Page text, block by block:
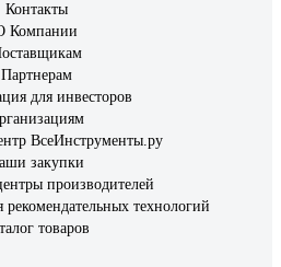
Контакты
Компании
Партнерам
для инвесторов
ВсеИнструменты.ру
закупки
производителей
технологий
товаров